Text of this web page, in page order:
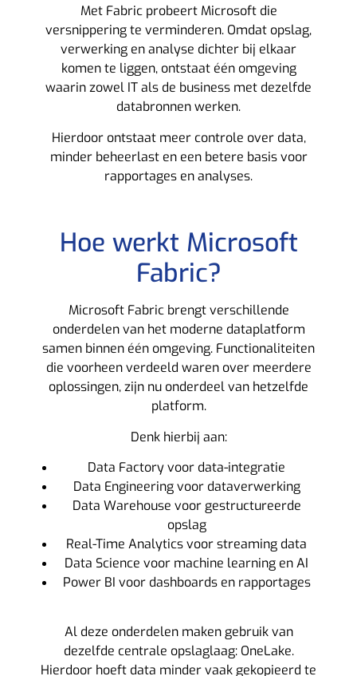
Met Fabric probeert Microsoft die
versnippering te verminderen. Omdat opslag,
verwerking en analyse dichter bij elkaar
komen te liggen, ontstaat één omgeving
waarin zowel IT als de business met dezelfde
databronnen werken.
Hierdoor ontstaat meer controle over data,
minder beheerlast en een betere basis voor
rapportages en analyses.
Hoe werkt Microsoft
Fabric?
Microsoft Fabric brengt verschillende
onderdelen van het moderne dataplatform
samen binnen één omgeving. Functionaliteiten
die voorheen verdeeld waren over meerdere
oplossingen, zijn nu onderdeel van hetzelfde
platform.
Denk hierbij aan:
Data Factory voor data-integratie
Data Engineering voor dataverwerking
Data Warehouse voor gestructureerde
opslag
Real-Time Analytics voor streaming data
Data Science voor machine learning en AI
Power BI voor dashboards en rapportages
Al deze onderdelen maken gebruik van
dezelfde centrale opslaglaag: OneLake.
Hierdoor hoeft data minder vaak gekopieerd te